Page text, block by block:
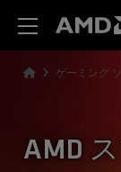
ゲーミング
AMD